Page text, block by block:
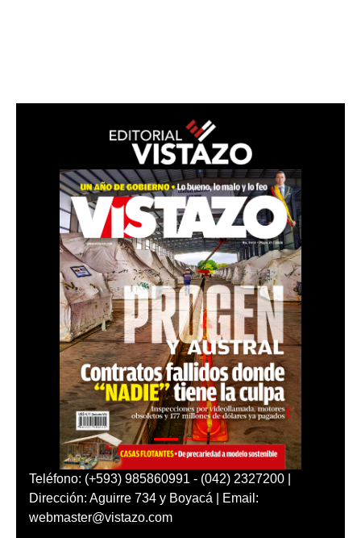
Teléfono: (+593) 985860991 - (042) 2327200 |
Dirección: Aguirre 734 y Boyacá | Email:
webmaster@vistazo.com